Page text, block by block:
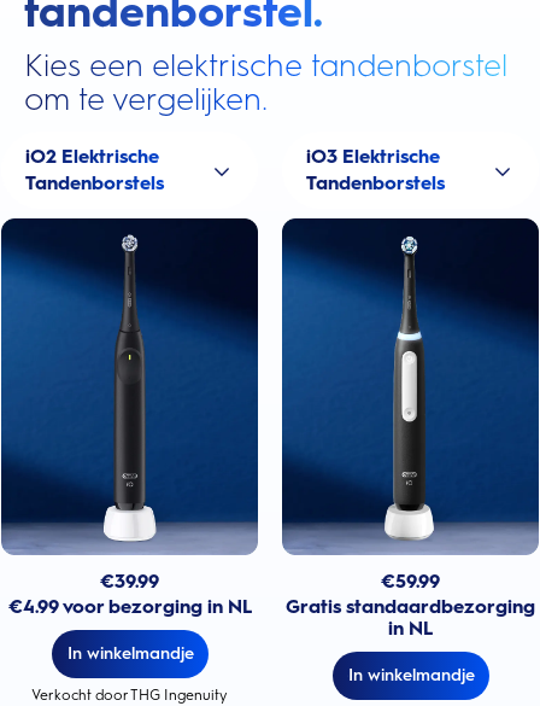
tandenborstel.
Kies een elektrische tandenborstel
om te vergelijken.
iO2 Elektrische
Tandenborstels
€39.99
€4.99 voor bezorging in NL
In winkelmandje
Verkocht door THG Ingenuity
iO3 Elektrische
Tandenborstels
€59.99
Gratis standaardbezorging
in NL
In winkelmandje